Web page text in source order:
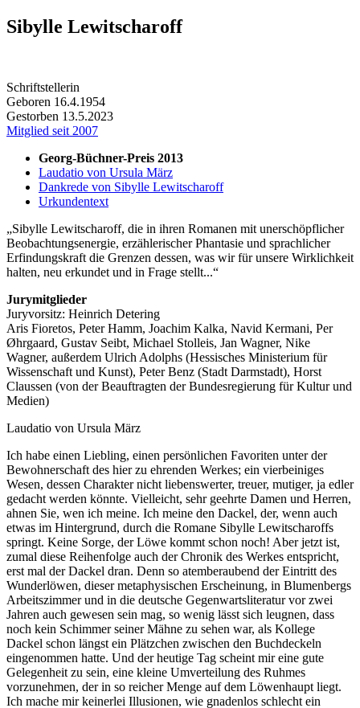
Sibylle Lewitscharoff
Schriftstellerin
Geboren 16.4.1954
Gestorben 13.5.2023
Mitglied seit 2007
Georg-Büchner-Preis 2013
Laudatio von Ursula März
Dankrede von Sibylle Lewitscharoff
Urkundentext
Sibylle Lewitscharoff, die in ihren Romanen mit unerschöpflicher
Beobachtungsenergie, erzählerischer Phantasie und sprachlicher
Erfindungskraft die Grenzen dessen, was wir für unsere Wirklichkeit
halten, neu erkundet und in Frage stellt...
Jurymitglieder
Juryvorsitz: Heinrich Detering
Aris Fioretos, Peter Hamm, Joachim Kalka, Navid Kermani, Per
Øhrgaard, Gustav Seibt, Michael Stolleis, Jan Wagner, Nike
Wagner, außerdem Ulrich Adolphs (Hessisches Ministerium für
Wissenschaft und Kunst), Peter Benz (Stadt Darmstadt), Horst
Claussen (von der Beauftragten der Bundesregierung für Kultur und
Medien)
Laudatio von Ursula März
Ich habe einen Liebling, einen persönlichen Favoriten unter der
Bewohnerschaft des hier zu ehrenden Werkes; ein vierbeiniges
Wesen, dessen Charakter nicht liebenswerter, treuer, mutiger, ja edler
gedacht werden könnte. Vielleicht, sehr geehrte Damen und Herren,
ahnen Sie, wen ich meine. Ich meine den Dackel, der, wenn auch
etwas im Hintergrund, durch die Romane Sibylle Lewitscharoffs
springt. Keine Sorge, der Löwe kommt schon noch! Aber jetzt ist,
zumal diese Reihenfolge auch der Chronik des Werkes entspricht,
erst mal der Dackel dran. Denn so atemberaubend der Eintritt des
Wunderlöwen, dieser metaphysischen Erscheinung, in Blumenbergs
Arbeitszimmer und in die deutsche Gegenwartsliteratur vor zwei
Jahren auch gewesen sein mag, so wenig lässt sich leugnen, dass
noch kein Schimmer seiner Mähne zu sehen war, als Kollege
Dackel schon längst ein Plätzchen zwischen den Buchdeckeln
eingenommen hatte. Und der heutige Tag scheint mir eine gute
Gelegenheit zu sein, eine kleine Umverteilung des Ruhmes
vorzunehmen, der in so reicher Menge auf dem Löwenhaupt liegt.
Ich mache mir keinerlei Illusionen, wie gnadenlos schlecht ein